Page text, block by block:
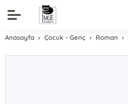
Anasayfa Çocuk - Genç Roman